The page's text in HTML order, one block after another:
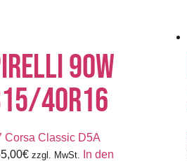
90W
40R16
Corsa Classic D5A
€ zzgl. MwSt.
In den